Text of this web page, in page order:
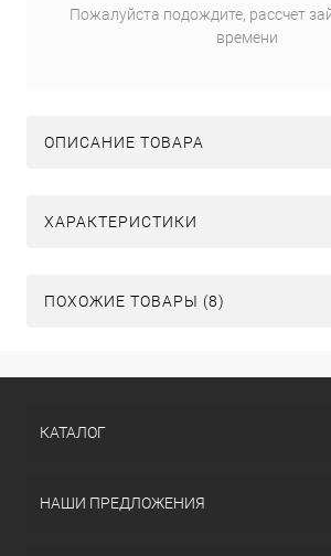
Пожалуйста подождите, рассчет
времени
ОПИСАНИЕ ТОВАРА
ХАРАКТЕРИСТИКИ
ПОХОЖИЕ ТОВАРЫ (8)
КАТАЛОГ
НАШИ ПРЕДЛОЖЕНИЯ